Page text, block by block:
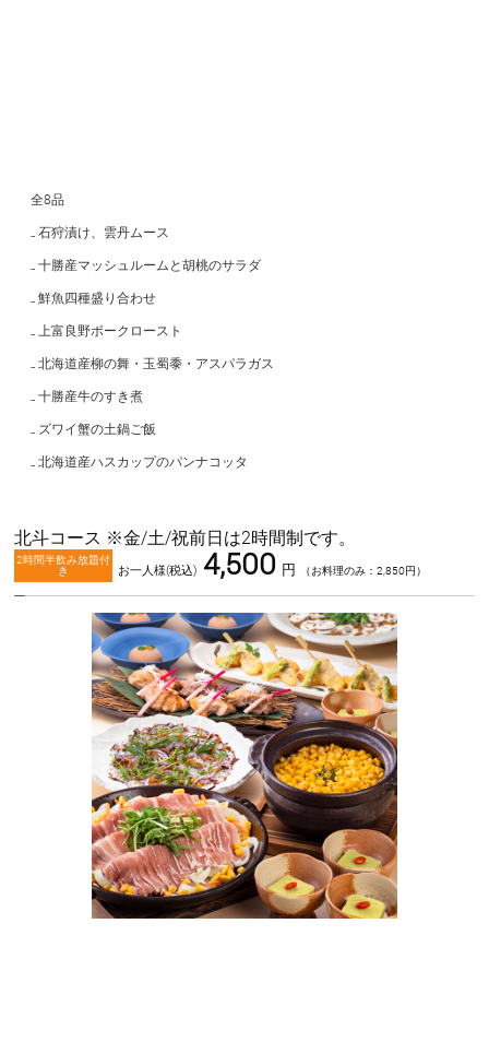
全8品
₋ 石狩漬け、雲丹ムース
₋ 十勝産マッシュルームと胡桃のサラダ
₋ 鮮魚四種盛り合わせ
₋ 上富良野ポークロースト
₋ 北海道産柳の舞・玉蜀黍・アスパラガス
₋ 十勝産牛のすき煮
₋ ズワイ蟹の土鍋ご飯
₋ 北海道産ハスカップのパンナコッタ
北斗コース ※金/土/祝前日は2時間制です。
2時間半飲み放題付
き お一人様(税込) 4,500 円 （お料理のみ：2,850円）